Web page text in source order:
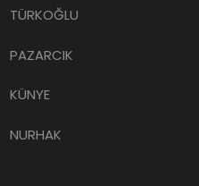
TÜRKOĞLU
PAZARCIK
KÜNYE
NURHAK